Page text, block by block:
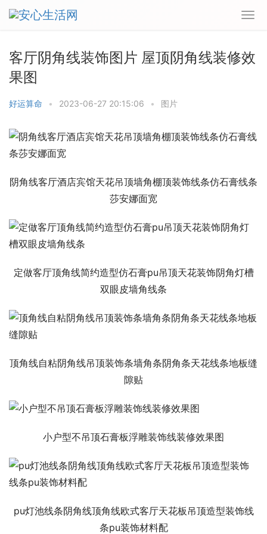
客厅阴角线装饰图片 屋顶阴角线装修效
果图
好运算命 • 2023-06-27 20:15:06 • 图片
阴角线客厅酒店宾馆天花吊顶墙角棚顶装饰线条仿石膏线条
莎安娜面宽
定做客厅顶角线简约造型仿石膏pu吊顶天花装饰阴角灯槽
双眼皮墙角线条
顶角线自粘阴角线吊顶装饰条墙角条阴角条天花线条地板缝
隙贴
小户型不吊顶石膏板浮雕装饰线装修效果图
pu灯池线条阴角线顶角线欧式客厅天花板吊顶造型装饰线
条pu装饰材料配